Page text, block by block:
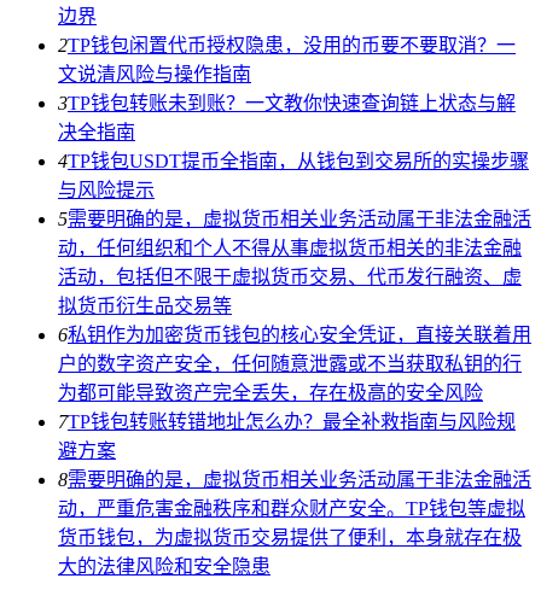
边界
2TP钱包闲置代币授权隐患，没用的币要不要取消？一
文说清风险与操作指南
3TP钱包转账未到账？一文教你快速查询链上状态与解
决全指南
4TP钱包USDT提币全指南，从钱包到交易所的实操步骤
与风险提示
5需要明确的是，虚拟货币相关业务活动属于非法金融活
动，任何组织和个人不得从事虚拟货币相关的非法金融
活动，包括但不限于虚拟货币交易、代币发行融资、虚
拟货币衍生品交易等
6私钥作为加密货币钱包的核心安全凭证，直接关联着用
户的数字资产安全，任何随意泄露或不当获取私钥的行
为都可能导致资产完全丢失，存在极高的安全风险
7TP钱包转账转错地址怎么办？最全补救指南与风险规
避方案
8需要明确的是，虚拟货币相关业务活动属于非法金融活
动，严重危害金融秩序和群众财产安全。TP钱包等虚拟
货币钱包，为虚拟货币交易提供了便利，本身就存在极
大的法律风险和安全隐患